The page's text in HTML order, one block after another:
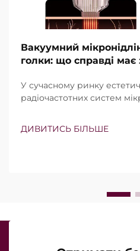
Вакуумний
голки: що справді має
У сучасному ринку
радіочастотних систем
в тому, чи існують ці
ДИВИТИСЬ БІЛЬШЕ